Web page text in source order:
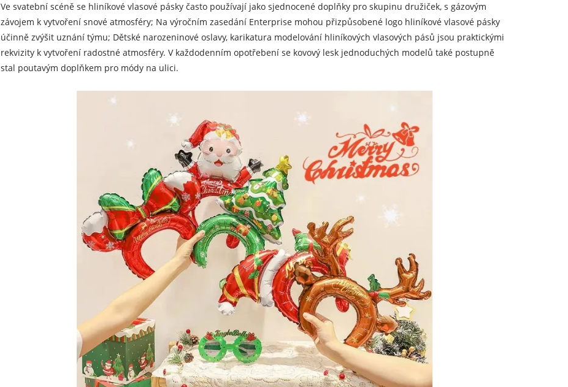
Ve svatební scéně se hliníkové vlasové pásky často používají jako sjednocené doplňky pro skupinu družiček, s gázovým
závojem k vytvoření snové atmosféry; Na výročním zasedání Enterprise mohou přizpůsobené logo hliníkové vlasové pásky
účinně zvýšit uznání týmu; Dětské narozeninové oslavy, karikatura modelování hliníkových vlasových pásů jsou praktickými
rekvizity k vytvoření radostné atmosféry. V každodenním opotřebení se kovový lesk jednoduchých modelů také postupně
stal poutavým doplňkem pro módy na ulici.